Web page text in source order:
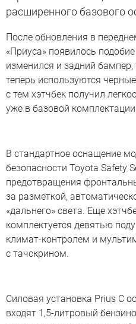
расширенного базового
После обновления в
«Приуса» появилось
изменился и задний бампер,
теперь используются
с тем хэтчбек получил
уже в базовой
В стандартное оснащение
безопасности Toyota Safety
предотвращения
за разметкой,
«дальнего» света. Еще
комплектуется девятью
климат-контролем и
с тачскрином.
Силовая установка Prius C
входят 1,5-литровый